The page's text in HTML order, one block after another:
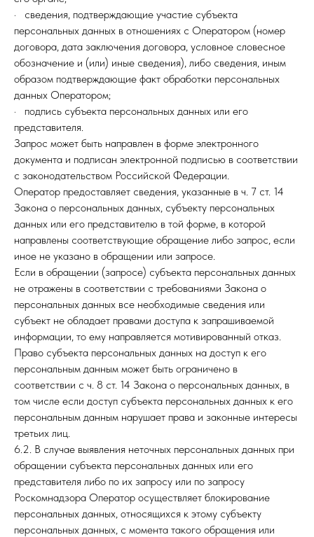
· сведения, подтверждающие участие субъекта
персональных данных в отношениях с Оператором (номер
договора, дата заключения договора, условное словесное
обозначение и (или) иные сведения), либо сведения, иным
образом подтверждающие факт обработки персональных
данных Оператором;
· подпись субъекта персональных данных или его
представителя.
Запрос может быть направлен в форме электронного
документа и подписан электронной подписью в соответствии
с законодательством Российской Федерации.
Оператор предоставляет сведения, указанные в ч. 7 ст. 14
Закона о персональных данных, субъекту персональных
данных или его представителю в той форме, в которой
направлены соответствующие обращение либо запрос, если
иное не указано в обращении или запросе.
Если в обращении (запросе) субъекта персональных данных
не отражены в соответствии с требованиями Закона о
персональных данных все необходимые сведения или
субъект не обладает правами доступа к запрашиваемой
информации, то ему направляется мотивированный отказ.
Право субъекта персональных данных на доступ к его
персональным данным может быть ограничено в
соответствии с ч. 8 ст. 14 Закона о персональных данных, в
том числе если доступ субъекта персональных данных к его
персональным данным нарушает права и законные интересы
третьих лиц.
6.2. В случае выявления неточных персональных данных при
обращении субъекта персональных данных или его
представителя либо по их запросу или по запросу
Роскомнадзора Оператор осуществляет блокирование
персональных данных, относящихся к этому субъекту
персональных данных, с момента такого обращения или